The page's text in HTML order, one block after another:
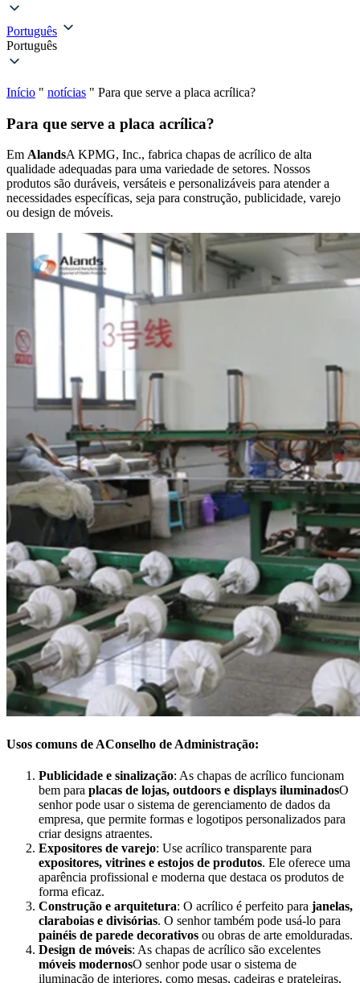
Português
Português
Início " notícias " Para que serve a placa acrílica?
Para que serve a placa acrílica?
Em AlandsA KPMG, Inc., fabrica chapas de acrílico de alta
qualidade adequadas para uma variedade de setores. Nossos
produtos são duráveis, versáteis e personalizáveis para atender a
necessidades específicas, seja para construção, publicidade, varejo
ou design de móveis.
Usos comuns de AConselho de Administração:
Publicidade e sinalização: As chapas de acrílico funcionam
bem para placas de lojas, outdoors e displays iluminadosO
senhor pode usar o sistema de gerenciamento de dados da
empresa, que permite formas e logotipos personalizados para
criar designs atraentes.
Expositores de varejo: Use acrílico transparente para
expositores, vitrines e estojos de produtos. Ele oferece uma
aparência profissional e moderna que destaca os produtos de
forma eficaz.
Construção e arquitetura: O acrílico é perfeito para janelas,
claraboias e divisórias. O senhor também pode usá-lo para
painéis de parede decorativos ou obras de arte emolduradas.
Design de móveis: As chapas de acrílico são excelentes
móveis modernosO senhor pode usar o sistema de
iluminação de interiores, como mesas, cadeiras e prateleiras,